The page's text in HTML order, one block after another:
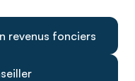
revenus fonciers